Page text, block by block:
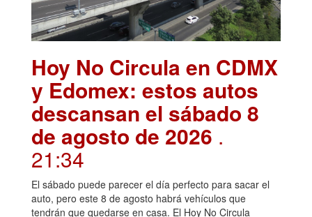
Hoy No Circula en CDMX
y Edomex: estos autos
descansan el sábado 8
de agosto de 2026 .
21:34
El sábado puede parecer el día perfecto para sacar el
auto, pero este 8 de agosto habrá vehículos que
tendrán que quedarse en casa. El Hoy No Circula